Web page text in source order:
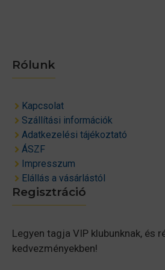
Rólunk
Kapcsolat
Szállítási információk
Adatkezelési tájékoztató
ÁSZF
Impresszum
Elállás a vásárlástól
Regisztráció
Legyen tagja VIP klubunknak, és
kedvezményekben!